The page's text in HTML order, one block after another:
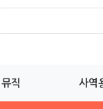
뮤직 사역